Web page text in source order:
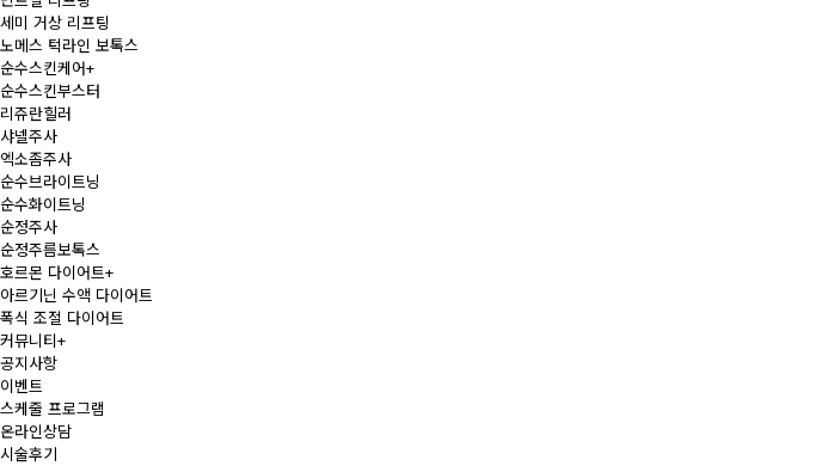
세미 거상 리프팅
노메스 턱라인 보톡스
순수스킨케어+
순수스킨부스터
리쥬란힐러
샤넬주사
엑소좀주사
순수브라이트닝
순수화이트닝
순정주사
순정주름보톡스
호르몬 다이어트+
아르기닌 수액 다이어트
폭식 조절 다이어트
커뮤니티+
공지사항
이벤트
스케줄 프로그램
온라인상담
시술후기